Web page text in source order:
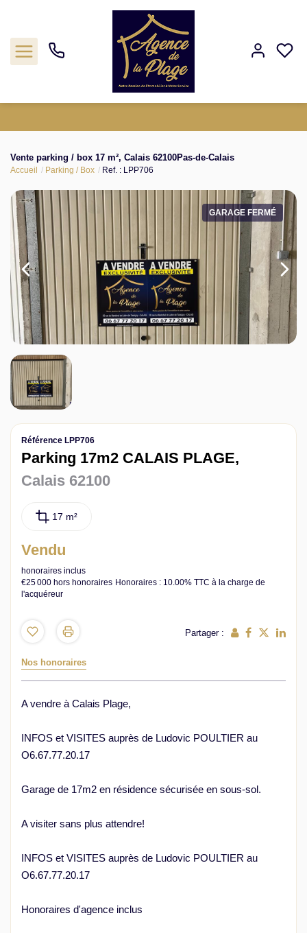
Acheter
Biens vendus
Agence
Nos outils
Contact
Vente parking / box 17 m², Calais 62100Pas-de-Calais
Accueil Parking / Box Ref. : LPP706
GARAGE FERMÉ
Référence LPP706
Parking 17m2 CALAIS PLAGE,
Calais 62100
17 m²
Vendu
honoraires inclus
€25 000 hors honoraires Honoraires : 10.00% TTC à la charge de
l'acquéreur
Partager :
Nos honoraires
A vendre à Calais Plage,
INFOS et VISITES auprès de Ludovic POULTIER au
O6.67.77.20.17
Garage de 17m2 en résidence sécurisée en sous-sol.
A visiter sans plus attendre!
INFOS et VISITES auprès de Ludovic POULTIER au
O6.67.77.20.17
Honoraires d'agence inclus